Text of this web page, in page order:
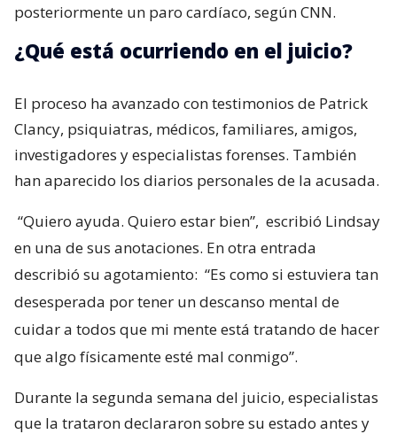
posteriormente un paro cardíaco, según CNN.
¿Qué está ocurriendo en el juicio?
El proceso ha avanzado con testimonios de Patrick
Clancy, psiquiatras, médicos, familiares, amigos,
investigadores y especialistas forenses. También
han aparecido los diarios personales de la acusada.
“Quiero ayuda. Quiero estar bien”, escribió Lindsay
en una de sus anotaciones. En otra entrada
describió su agotamiento: “Es como si estuviera tan
desesperada por tener un descanso mental de
cuidar a todos que mi mente está tratando de hacer
que algo físicamente esté mal conmigo”.
Durante la segunda semana del juicio, especialistas
que la trataron declararon sobre su estado antes y